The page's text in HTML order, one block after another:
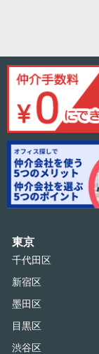
東京
千代田区
新宿区
墨田区
目黒区
渋谷区